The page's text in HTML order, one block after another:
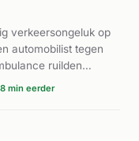
verkeersongeluk op
automobilist tegen
ruilden
traumahelikopter
vervoerd. De
min eerder